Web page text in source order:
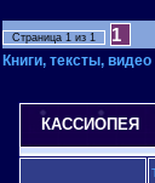
Страница 1 из 1 1
Книги, тексты, видео
КАССИОПЕЯ